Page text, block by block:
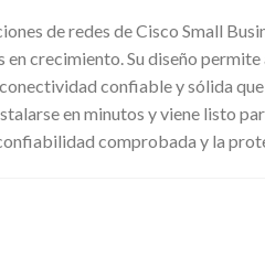
de redes de Cisco Small
crecimiento. Su diseño
confiable y sólida
en minutos y viene listo
comprobada y la